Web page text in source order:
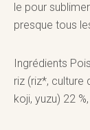
le pour
presque tous
Ingrédients
riz (riz*, culture
koji, yuzu) 22